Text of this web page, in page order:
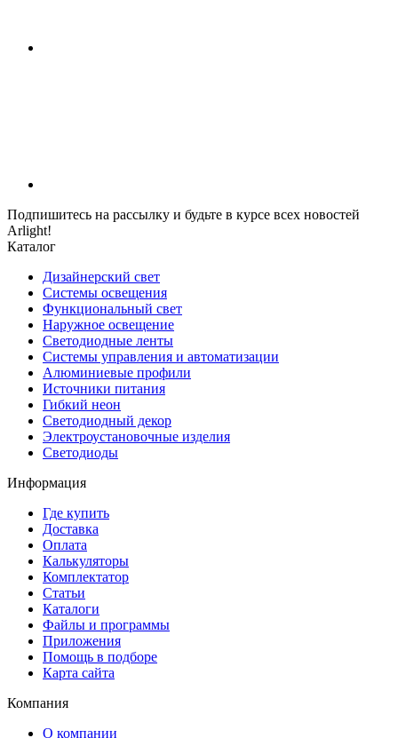
Подпишитесь на рассылку и будьте в курсе всех новостей
Arlight!
Каталог
Дизайнерский свет
Системы освещения
Функциональный свет
Наружное освещение
Светодиодные ленты
Системы управления и автоматизации
Алюминиевые профили
Источники питания
Гибкий неон
Светодиодный декор
Электроустановочные изделия
Светодиоды
Информация
Где купить
Доставка
Оплата
Калькуляторы
Комплектатор
Статьи
Каталоги
Файлы и программы
Приложения
Помощь в подборе
Карта сайта
Компания
О компании